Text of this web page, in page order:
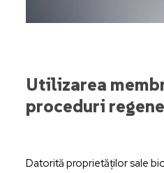
Utilizarea
proceduri
Datorită proprietăților sale